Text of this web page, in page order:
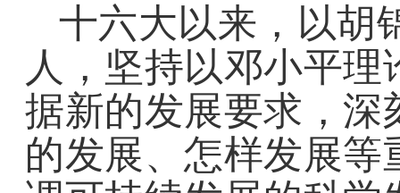
十六大以来，以胡
人，坚持以邓小平理
据新的发展要求，深
的发展、怎样发展